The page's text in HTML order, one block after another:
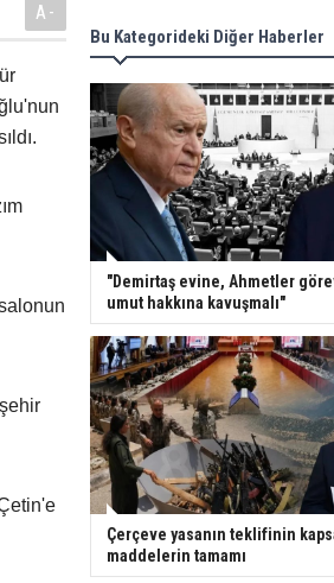
A-
Bu Kategorideki Diğer Haberler
"Demirtaş evine, Ahmetler
umut hakkına kavuşmalı"
Çerçeve yasanın teklifinin
maddelerin tamamı